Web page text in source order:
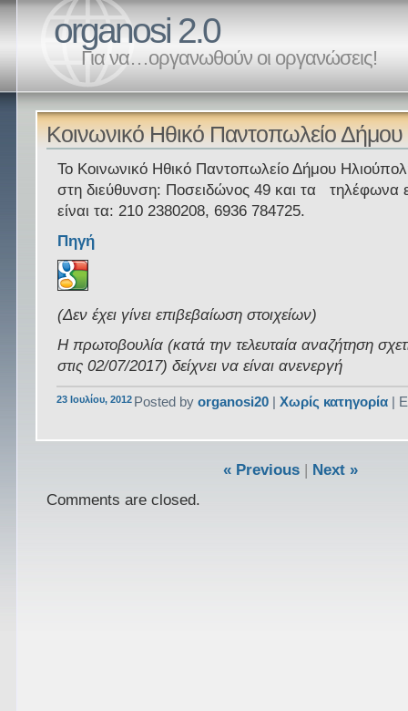
organosi 2.0
Για να…οργανωθούν οι οργανώσεις!
Κοινωνικό Ηθικό Παντοπωλείο
Το Κοινωνικό Ηθικό Παντοπωλείο Δήμου
στη διεύθυνση: Ποσειδώνος 49 και τα τηλέφωνα
είναι τα: 210 2380208, 6936 784725.
Πηγή
(Δεν έχει γίνει επιβεβαίωση στοιχείων)
Η πρωτοβουλία (κατά την τελευταία αναζήτηση
στις 02/07/2017) δείχνει να είναι ανενεργή
23 Ιουλίου, 2012 Posted byorganosi20 |Χωρίς κατηγορία |
« Previous|
Next »
Comments are closed.